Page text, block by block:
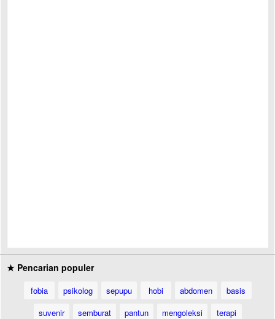
★ Pencarian populer
fobia psikolog sepupu hobi abdomen
basis
suvenir
semburat pantun mengoleksi
terapi